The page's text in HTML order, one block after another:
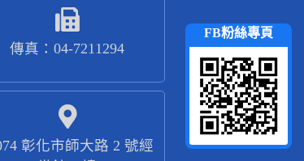
有少數人能存取的伺服器主機中。
人資料。
傳真：04-7211294
彰化市師大路 2 號經
FB粉絲專頁